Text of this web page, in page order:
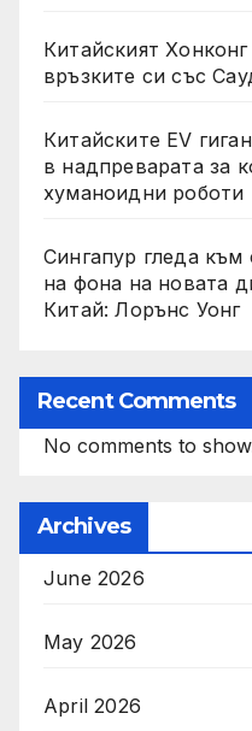
Китайският
връзките си със
Китайските EV
в надпреварата за
хуманоидни роботи
Сингапур гледа
на фона на новата
Китай: Лорънс Уонг
Recent Comments
No comments to
Archives
June 2026
May 2026
April 2026